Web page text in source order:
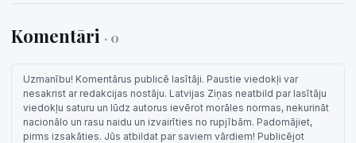
Komentāri · 0
Uzmanību! Komentārus publicē lasītāji. Paustie viedokļi var
nesakrist ar redakcijas nostāju. Latvijas Ziņas neatbild par lasītāju
viedokļu saturu un lūdz autorus ievērot morāles normas, nekurināt
nacionālo un rasu naidu un izvairīties no rupjībām. Padomājiet,
pirms izsakāties. Jūs atbildat par saviem vārdiem! Publicējot